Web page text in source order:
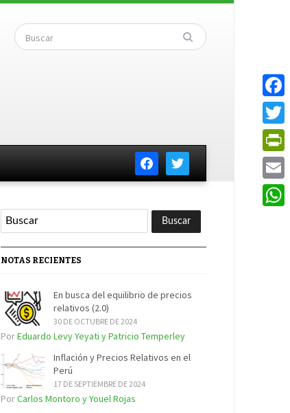
facebooktwitter
NOTAS RECIENTES
En busca del equilibrio de precios
relativos (2.0)
30 DE OCTUBRE DE 2024
PorEduardo Levy Yeyati y Patricio Temperley
Inflación y Precios Relativos en el
Perú
17 DE SEPTIEMBRE DE 2024
PorCarlos Montoro y Youel Rojas
Email